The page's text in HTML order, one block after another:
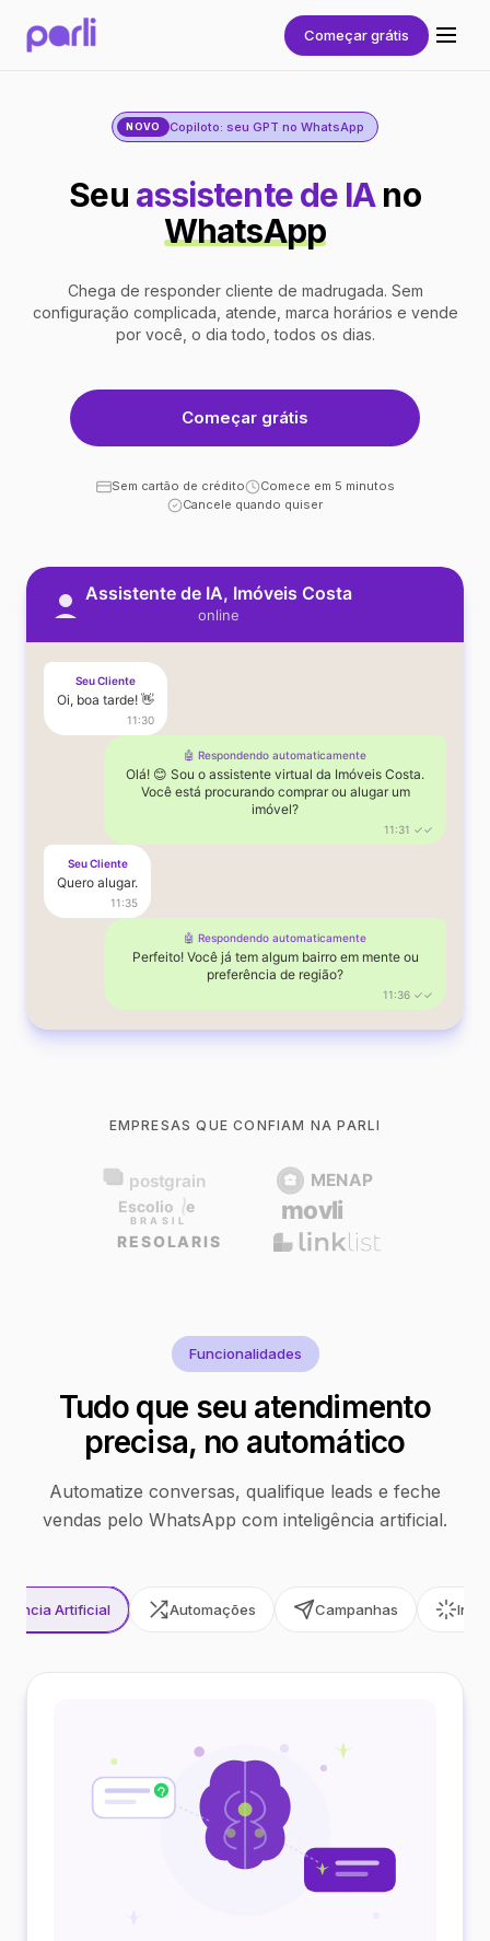
Começar grátis
NOVO Copiloto: seu GPT no WhatsApp
Seu assistente de IAno
WhatsApp
Chega de responder cliente de madrugada. Sem
configuração complicada, atende, marca horários e vende
por você, o dia todo, todos os dias.
Começar grátis
Sem cartão de crédito
Comece em 5 minutos
Cancele quando quiser
Assistente de IA, Imóveis Costa
online
Seu Cliente
Oi, boa tarde! 👋
11:30
🤖 Respondendo automaticamente
Olá! 😊 Sou o assistente virtual da Imóveis Costa.
Você está procurando comprar ou alugar um
imóvel?
11:31 ✓✓
Seu Cliente
Quero alugar.
11:35
🤖 Respondendo automaticamente
Perfeito! Você já tem algum bairro em mente ou
preferência de região?
11:36 ✓✓
EMPRESAS QUE CONFIAM NA PARLI
Funcionalidades
Tudo que seu atendimento
precisa, no automático
Automatize conversas, qualifique leads e feche
vendas pelo WhatsApp com inteligência artificial.
Artificial Automações Campanhas